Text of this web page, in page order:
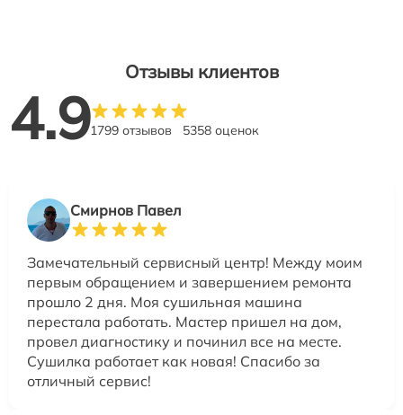
Отзывы клиентов
4.91799 отзывов 5358 оценок
Смирнов Павел
Замечательный сервисный центр! Между моим
первым обращением и завершением ремонта
прошло 2 дня. Моя сушильная машина
перестала работать. Мастер пришел на дом,
провел диагностику и починил все на месте.
Сушилка работает как новая! Спасибо за
отличный сервис!